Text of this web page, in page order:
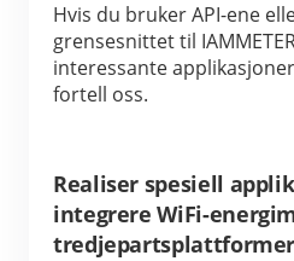
Hvis du bruker API-ene
grensesnittet til
interessante
fortell oss.
Realiser spesiell
integrere WiFi-
tredjepartsplattformer